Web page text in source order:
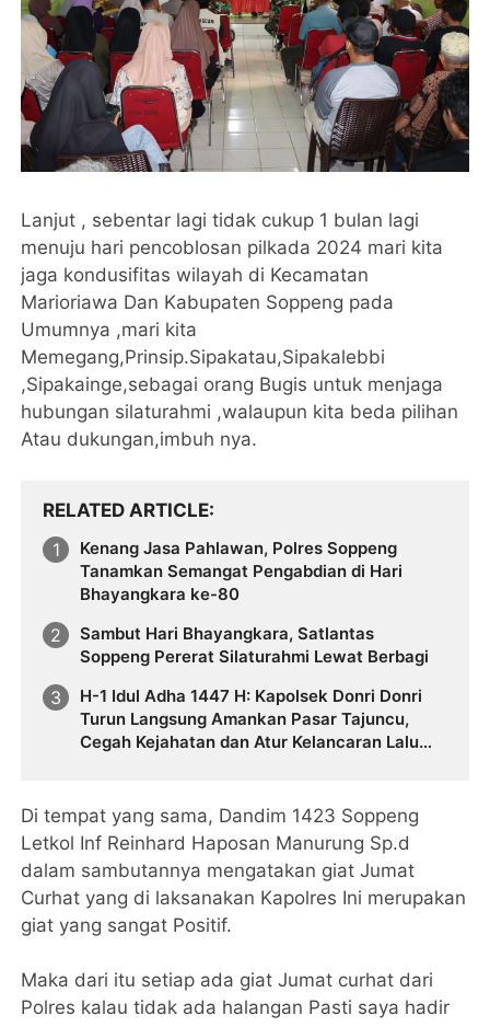
Lanjut , sebentar lagi tidak cukup 1 bulan lagi
menuju hari pencoblosan pilkada 2024 mari kita
jaga kondusifitas wilayah di Kecamatan
Marioriawa Dan Kabupaten Soppeng pada
Umumnya ,mari kita
Memegang,Prinsip.Sipakatau,Sipakalebbi
,Sipakainge,sebagai orang Bugis untuk menjaga
hubungan silaturahmi ,walaupun kita beda pilihan
Atau dukungan,imbuh nya.
RELATED ARTICLE
Kenang Jasa Pahlawan, Polres Soppeng
Tanamkan Semangat Pengabdian di Hari
Bhayangkara ke-80
Sambut Hari Bhayangkara, Satlantas
Soppeng Pererat Silaturahmi Lewat Berbagi
H-1 Idul Adha 1447 H: Kapolsek Donri Donri
Turun Langsung Amankan Pasar Tajuncu,
Cegah Kejahatan dan Atur Kelancaran Lalu
Di tempat yang sama, Dandim 1423 Soppeng
Letkol Inf Reinhard Haposan Manurung Sp.d
dalam sambutannya mengatakan giat Jumat
Curhat yang di laksanakan Kapolres Ini merupakan
giat yang sangat Positif.
Maka dari itu setiap ada giat Jumat curhat dari
Polres kalau tidak ada halangan Pasti saya hadir